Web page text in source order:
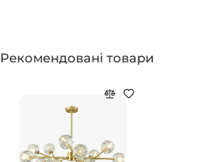
Рекомендовані товари